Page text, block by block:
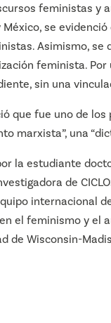
feministas y
México, se
Asimismo,
feminista.
sin una
que fue uno de
marxista”, una
la estudiante
de
internacional
el feminismo y el
de Wisconsin-